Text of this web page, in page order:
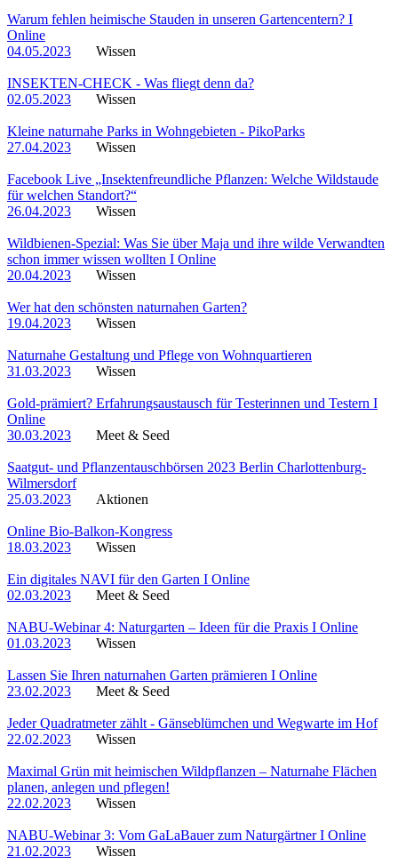
Warum fehlen heimische Stauden in unseren Gartencentern? I
Online
04.05.2023
Wissen
INSEKTEN-CHECK - Was fliegt denn da?
02.05.2023
Wissen
Kleine naturnahe Parks in Wohngebieten - PikoParks
27.04.2023
Wissen
Facebook Live „Insektenfreundliche Pflanzen: Welche Wildstaude
für welchen Standort?“
26.04.2023
Wissen
Wildbienen-Spezial: Was Sie über Maja und ihre wilde Verwandten
schon immer wissen wollten I Online
20.04.2023
Wissen
Wer hat den schönsten naturnahen Garten?
19.04.2023
Wissen
Naturnahe Gestaltung und Pflege von Wohnquartieren
31.03.2023
Wissen
Gold-prämiert? Erfahrungsaustausch für Testerinnen und Testern I
Online
30.03.2023
Meet & Seed
Saatgut- und Pflanzentauschbörsen 2023 Berlin Charlottenburg-
Wilmersdorf
25.03.2023
Aktionen
Online Bio-Balkon-Kongress
18.03.2023
Wissen
Ein digitales NAVI für den Garten I Online
02.03.2023
Meet & Seed
NABU-Webinar 4: Naturgarten – Ideen für die Praxis I Online
01.03.2023
Wissen
Lassen Sie Ihren naturnahen Garten prämieren I Online
23.02.2023
Meet & Seed
Jeder Quadratmeter zählt - Gänseblümchen und Wegwarte im Hof
22.02.2023
Wissen
Maximal Grün mit heimischen Wildpflanzen – Naturnahe Flächen
planen, anlegen und pflegen!
22.02.2023
Wissen
NABU-Webinar 3: Vom GaLaBauer zum Naturgärtner I Online
21.02.2023
Wissen